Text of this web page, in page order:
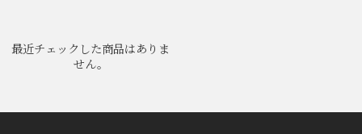
最近チェックした商品はありま
せん。